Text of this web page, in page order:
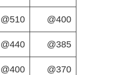
@510 @400
@440 @385
@400 @370